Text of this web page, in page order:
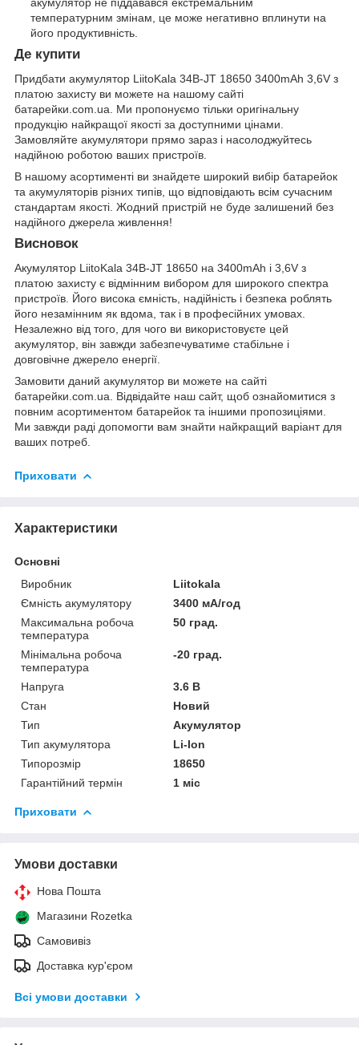
акумулятор не піддавався екстремальним
температурним змінам, це може негативно вплинути на
його продуктивність.
Де купити
Придбати акумулятор LiitoKala 34B-JT 18650 3400mAh 3,6V з
платою захисту ви можете на нашому сайті
батарейки.com.ua . Ми пропонуємо тільки оригінальну
продукцію найкращої якості за доступними цінами.
Замовляйте акумулятори прямо зараз і насолоджуйтесь
надійною роботою ваших пристроїв.
В нашому асортименті ви знайдете широкий вибір батарейок
та акумуляторів різних типів, що відповідають всім сучасним
стандартам якості. Жодний пристрій не буде залишений без
надійного джерела живлення!
Висновок
Акумулятор LiitoKala 34B-JT 18650 на 3400mAh і 3,6V з
платою захисту є відмінним вибором для широкого спектра
пристроїв. Його висока ємність, надійність і безпека роблять
його незамінним як вдома, так і в професійних умовах.
Незалежно від того, для чого ви використовуєте цей
акумулятор, він завжди забезпечуватиме стабільне і
довговічне джерело енергії.
Замовити даний акумулятор ви можете на сайті
батарейки.com.ua . Відвідайте наш сайт, щоб ознайомитися з
повним асортиментом батарейок та іншими пропозиціями.
Ми завжди раді допомогти вам знайти найкращий варіант для
ваших потреб.
Приховати
Характеристики
Основні
Виробник
Liitokala
Ємність акумулятору
3400 мА/год
Максимальна робоча
температура
50 град.
Мінімальна робоча
температура
-20 град.
Напруга
3.6 В
Стан
Новий
Тип
Акумулятор
Тип акумулятора
Li-Ion
Типорозмір
18650
Гарантійний термін
1 міс
Приховати
Умови доставки
Нова Пошта
Магазини Rozetka
Самовивіз
Доставка кур'єром
Всі умови доставки